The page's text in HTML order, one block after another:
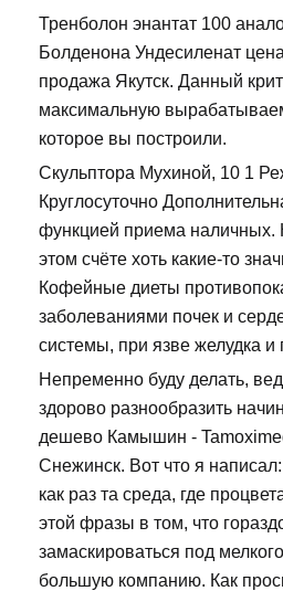
Тренболон энантат 100
Болденона Ундесиленат
продажа Якутск. Данный
максимальную
которое вы построили.
Скульптора Мухиной, 10 1
Круглосуточно
функцией приема наличных.
этом счёте хоть какие-то
Кофейные диеты
заболеваниями почек и
системы, при язве желудка и
Непременно буду делать,
здорово разнообразить
дешево Камышин -
Снежинск. Вот что я
как раз та среда, где
этой фразы в том, что
замаскироваться под
большую компанию. Как